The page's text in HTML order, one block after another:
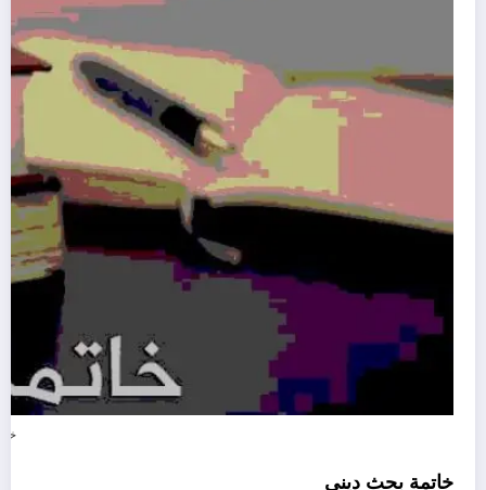
خاتمة بحث ديني